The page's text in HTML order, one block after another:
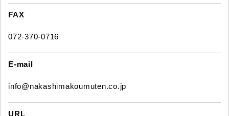
FAX
072-370-0716
E-mail
info@nakashimakoumuten.co.jp
URL